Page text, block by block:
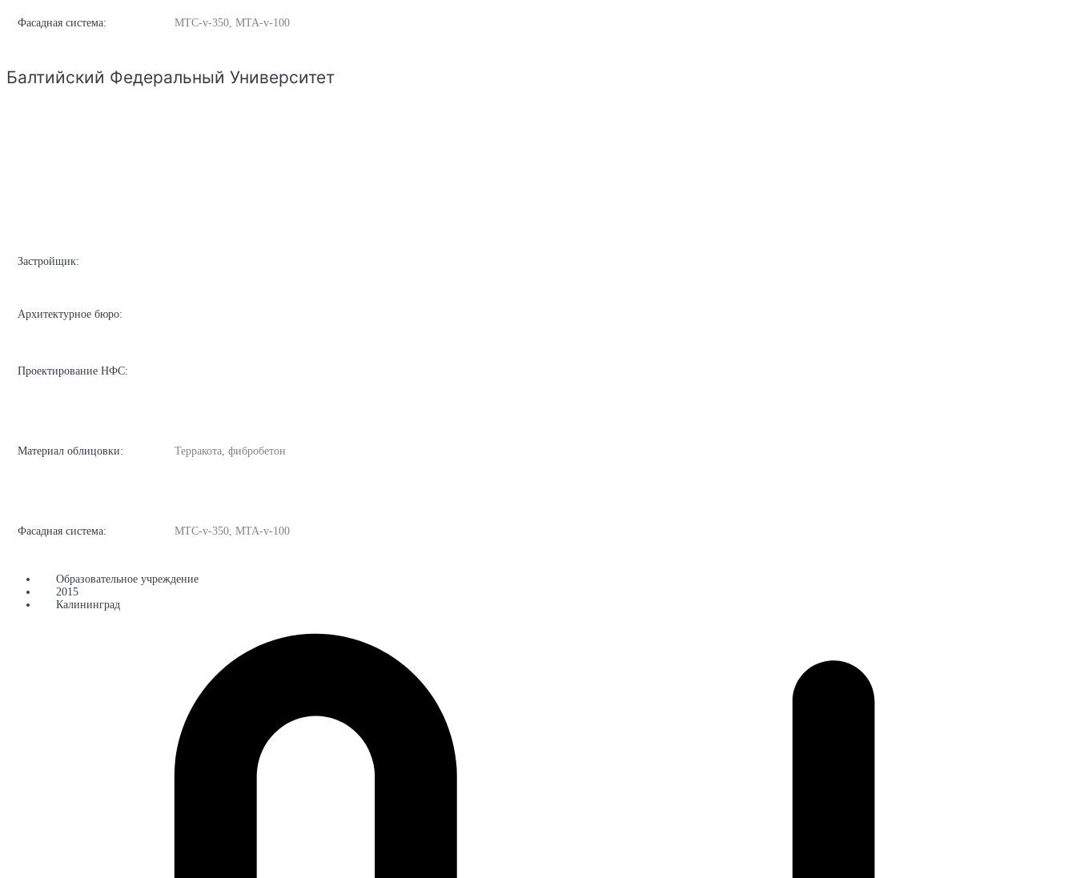
Фасадная система: MTC-v-350, MTA-v-100
Балтийский Федеральный Университет
Застройщик:
Архитектурное бюро:
Проектирование НФС:
Материал облицовки: Терракота, фибробетон
Фасадная система: MTC-v-350, MTA-v-100
Образовательное учреждение
2015
Калининград